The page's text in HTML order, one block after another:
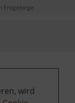
Erzgebirge
wird